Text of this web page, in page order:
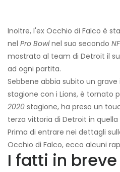
Inoltre, l'ex Occhio di Falco è
nel Pro Bowlnel suo secondo
mostrato al team di Detroit il
ad ogni partita.
Sebbene abbia subito un
stagione con i Lions, è tornato
2020 stagione, ha preso un
terza vittoria di Detroit in quella
Prima di entrare nei dettagli
Occhio di Falco, ecco alcuni
I fatti in breve